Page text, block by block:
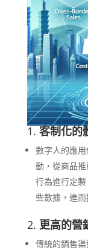
1. 客制化的
數字人的應
動，從商品
行為進行定
些數據，進
2. 更高的營
傳統的銷售